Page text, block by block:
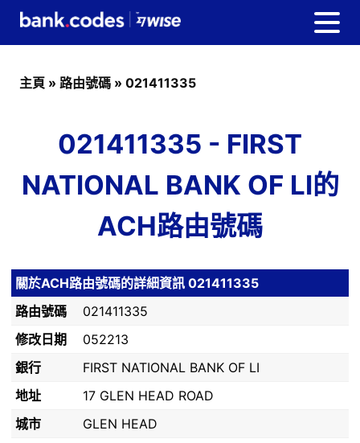
主頁 » 路由號碼 » 021411335
021411335 - FIRST
NATIONAL BANK OF LI的
ACH路由號碼
關於ACH路由號碼的詳細資訊 021411335
路由號碼
021411335
修改日期
052213
銀行
FIRST NATIONAL BANK OF LI
地址
17 GLEN HEAD ROAD
城市
GLEN HEAD